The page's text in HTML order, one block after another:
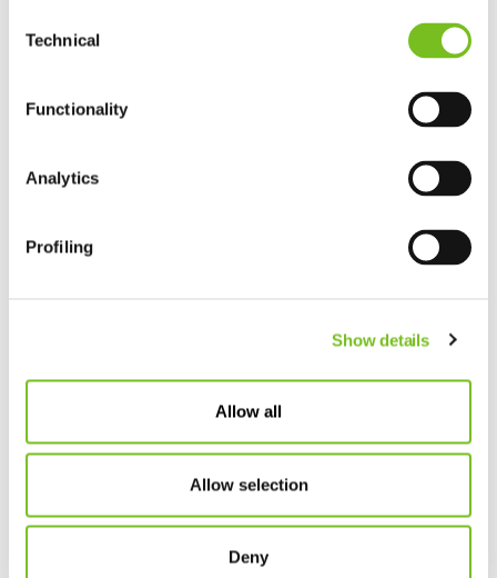
Selection
Technical
Functionality
Analytics
Profiling
Show details
Allow all
Allow selection
Deny
häusliche Pflege und ambulante
Wohngemeinschaften.
Transparenz:
Lebensqualität im Mittelpunkt.
Mehr erfahren über VIVICARE Plus